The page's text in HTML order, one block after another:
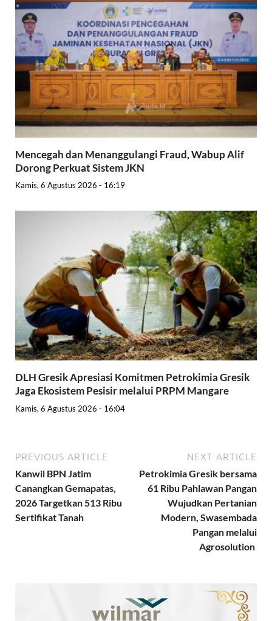
Mencegah dan Menanggulangi Fraud, Wabup Alif
Dorong Perkuat Sistem JKN
Kamis, 6 Agustus 2026 - 16:19
DLH Gresik Apresiasi Komitmen Petrokimia Gresik
Jaga Ekosistem Pesisir melalui PRPM Mangare
Kamis, 6 Agustus 2026 - 16:04
PREVIOUS ARTICLE
Kanwil BPN Jatim
Canangkan Gemapatas,
2026 Targetkan 513 Ribu
Sertifikat Tanah
NEXT ARTICLE
Petrokimia Gresik bersama
61 Ribu Pahlawan Pangan
Wujudkan Pertanian
Modern, Swasembada
Pangan melalui
Agrosolution